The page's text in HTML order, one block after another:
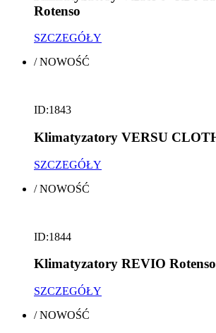
Rotenso
SZCZEGÓŁY
/NOWOŚĆ
ID:1843
Klimatyzatory VERSU
SZCZEGÓŁY
/NOWOŚĆ
ID:1844
Klimatyzatory REVIO Rotenso
SZCZEGÓŁY
/NOWOŚĆ